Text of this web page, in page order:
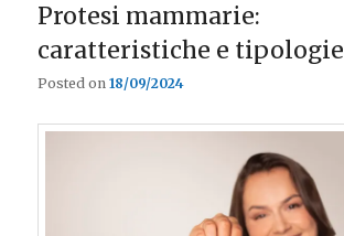
Protesi mammarie:
caratteristiche e tipologie
Posted on18/09/2024